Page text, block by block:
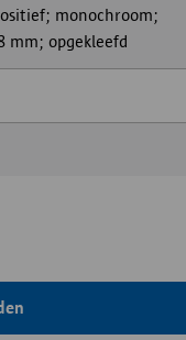
monochroom;
mm; opgekleefd